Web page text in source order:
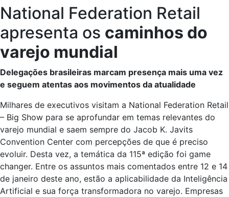
National Federation Retail
apresenta os caminhos do
varejo mundial
Delegações brasileiras marcam presença mais uma vez
e seguem atentas aos movimentos da atualidade
Milhares de executivos visitam a National Federation Retail
– Big Show para se aprofundar em temas relevantes do
varejo mundial e saem sempre do Jacob K. Javits
Convention Center com percepções de que é preciso
evoluir. Desta vez, a temática da 115ª edição foi game
changer. Entre os assuntos mais comentados entre 12 e 14
de janeiro deste ano, estão a aplicabilidade da Inteligência
Artificial e sua força transformadora no varejo. Empresas